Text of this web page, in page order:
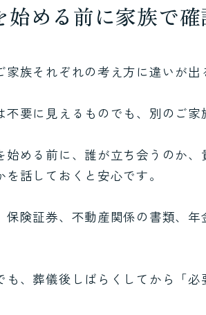
始める前に家族で
族それぞれの考え方に違いが出
不要に見えるものでも、別のご
始める前に、誰が立ち会うのか
話しておくと安心です。
保険証券、不動産関係の書類、
も、葬儀後しばらくしてから「